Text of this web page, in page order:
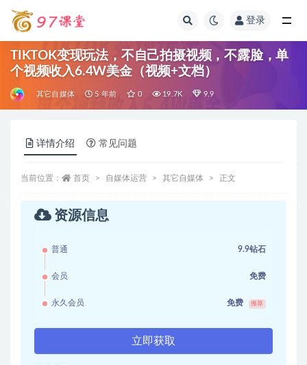
登录
TIKTOK变现玩法，不自己拍摄视频，不露脸，单
个视频收入6.4W美金（视频+文档）
其它自媒体 5 年前 0 19.7K 9.9
详情介绍 常见问题
当前位置： 首页 自媒体运营 其它自媒体 正文
资源信息
普通 9.9钻石
会员 免费
永久会员 免费 推荐
立即获取